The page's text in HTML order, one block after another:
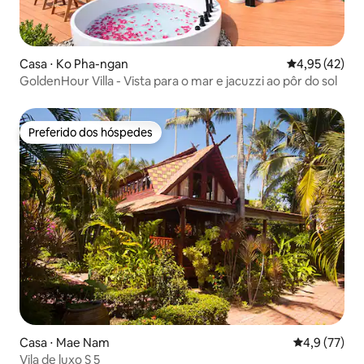
Casa ⋅ Ko Pha-ngan 4,95 de uma
4,95 (42)
GoldenHour Villa - Vista para o mar e jacuzzi ao pôr do sol
Preferido dos hóspedes
Preferido dos hóspedes
Casa ⋅ Mae Nam 4,9 de uma
4,9 (77)
Vila de luxo S 5